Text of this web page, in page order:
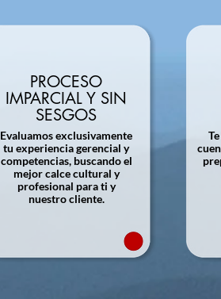
PROCESO
IMPARCIAL Y SIN
SESGOS
Evaluamos exclusivamente
tu experiencia gerencial y
competencias, buscando el
mejor calce cultural y
profesional para ti y
nuestro cliente.